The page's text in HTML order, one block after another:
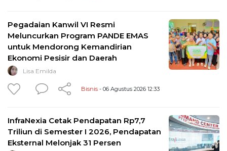
Pegadaian Kanwil VI Resmi
Meluncurkan Program PANDE EMAS
untuk Mendorong Kemandirian
Ekonomi Pesisir dan Daerah
Lisa Emilda
Bisnis - 06 Agustus 2026 12:33
InfraNexia Cetak Pendapatan Rp7,7
Triliun di Semester I 2026, Pendapatan
Eksternal Melonjak 31 Persen